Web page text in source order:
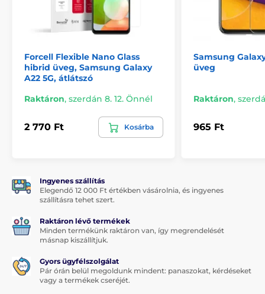
Ez az 5D edzett üveg a Samsung Galaxy A22 5G
készülékhez speciális oleofób réteggel van bevonva,
amelyvisszautasítja a zsírt
. Az okostelefon kijelzője
általában megtapadnak rajta.
Az alkalmazást bárki használhatja
Egy másik nagy előnye ennek az 5D edzett üvegnek
készletnek
köszönhetően az okostelefon képernyőjére
való rögzítése gyerekjáték lesz.
Eltérően néhány más edzett üveggel, az 5D edzett
üvegteljes felülete ragasztóvalvan bevonva, ami
garantálja a tökéletes tapadást az edzett üveg teljes
válnak le vagy nem válnak le.
A csomag tartalma:
1x edzett védőüveg
1x száraz törlőkendő
Forcell Flexible Nano Glass
hibrid üveg, Samsung Galaxy
A22 5G, átlátszó
Raktáron, szerdán 8. 12. Önnél
2 770 Ft Kosárba
Samsung
üveg
Raktáron,
965 Ft
Ingyenes szállítás
Elegendő 12 000 Ft értékben vásárolnia, és ingyenes
szállításra tehet szert.
Raktáron lévő termékek
Minden termékünk raktáron van, így megrendelését
másnap kiszállítjuk.
Gyors ügyfélszolgálat
Pár órán belül megoldunk mindent: panaszokat, kérdéseket
vagy a termékek cseréjét.